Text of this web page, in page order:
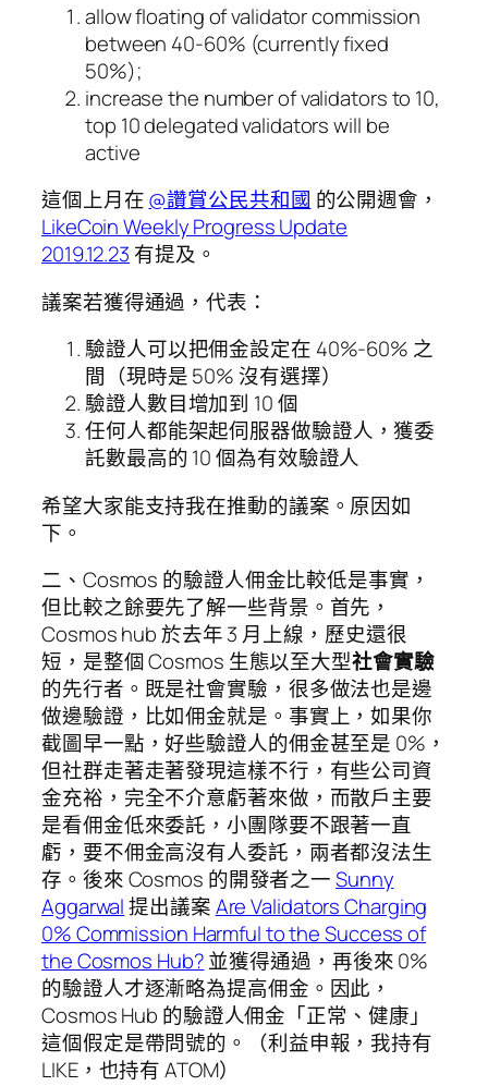
allow floating of validator commission
between 40-60% (currently fixed
50%);
increase the number of validators to 10,
top 10 delegated validators will be
active
這個上月在@讚賞公民共和國 的公開週會，
LikeCoin Weekly Progress Update
2019.12.23 有提及。
議案若獲得通過，代表：
驗證人可以把佣金設定在 40%-60% 之
間（現時是 50% 沒有選擇）
驗證人數目增加到 10 個
任何人都能架起伺服器做驗證人，獲委
託數最高的 10 個為有效驗證人
希望大家能支持我在推動的議案。原因如
下。
二、Cosmos 的驗證人佣金比較低是事實，
但比較之餘要先了解一些背景。首先，
Cosmos hub 於去年 3 月上線，歷史還很
短，是整個 Cosmos 生態以至大型社會實驗
的先行者。既是社會實驗，很多做法也是邊
做邊驗證，比如佣金就是。事實上，如果你
截圖早一點，好些驗證人的佣金甚至是 0%，
但社群走著走著發現這樣不行，有些公司資
金充裕，完全不介意虧著來做，而散戶主要
是看佣金低來委託，小團隊要不跟著一直
虧，要不佣金高沒有人委託，兩者都沒法生
存。後來 Cosmos 的開發者之一Sunny
Aggarwal提出議案Are Validators Charging
0% Commission Harmful to the Success of
the Cosmos Hub?並獲得通過，再後來 0%
的驗證人才逐漸略為提高佣金。因此，
Cosmos Hub 的驗證人佣金「正常、健康」
這個假定是帶問號的。（利益申報，我持有
LIKE，也持有 ATOM）